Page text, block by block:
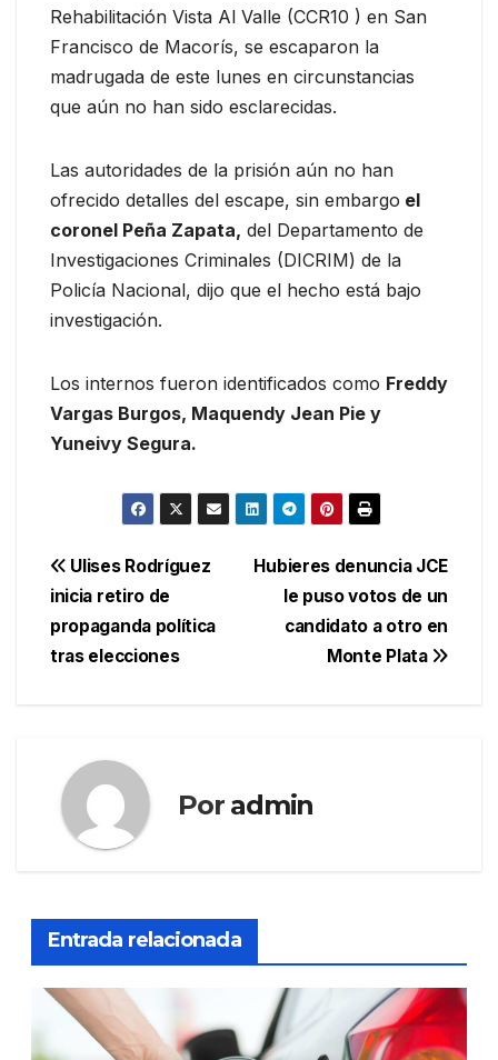
Rehabilitación Vista Al Valle (CCR10 ) en San
Francisco de Macorís, se escaparon la
madrugada de este lunes en circunstancias
que aún no han sido esclarecidas.
Las autoridades de la prisión aún no han
ofrecido detalles del escape, sin embargo el
coronel Peña Zapata, del Departamento de
Investigaciones Criminales (DICRIM) de la
Policía Nacional, dijo que el hecho está bajo
investigación.
Los internos fueron identificados como Freddy
Vargas Burgos, Maquendy Jean Pie y
Yuneivy Segura.
Navegación
de
entradas
Hubieres denuncia JCE
le puso votos de un
candidato a otro en
Monte Plata
Ulises Rodríguez
inicia retiro de
propaganda política
tras elecciones
Por admin
Entrada relacionada